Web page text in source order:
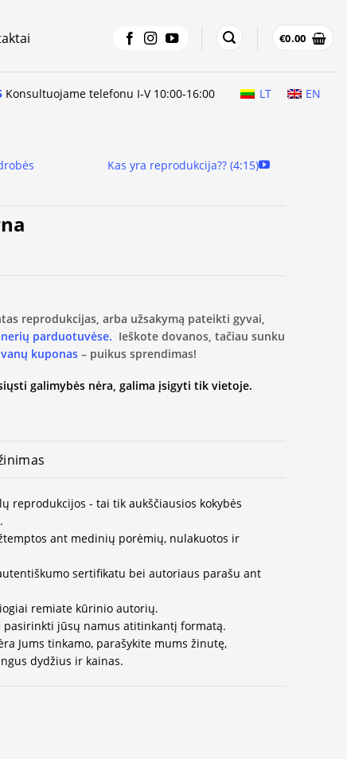
€0.00
Konsultuojame telefonu I-V 10:00-16:00 LT EN
Kas yra reprodukcija?? (4:15)
reprodukcijas, arba užsakymą pateikti gyvai,
parduotuvėse. Ieškote dovanos, tačiau sunku
kuponas – puikus sprendimas!
galimybės nėra, galima įsigyti tik vietoje.
reprodukcijos - tai tik aukščiausios kokybės
ant medinių porėmių, nulakuotos ir
sertifikatu bei autoriaus parašu ant
remiate kūrinio autorių.
pasirinkti jūsų namus atitinkantį formatą.
Jums tinkamo, parašykite mums žinutę,
dydžius ir kainas.